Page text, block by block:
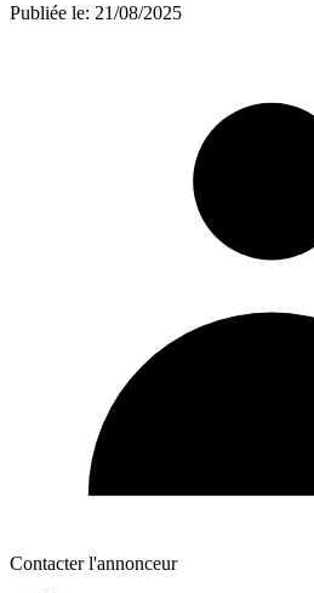
Publiée le: 21/08/2025
Contacter l'annonceur